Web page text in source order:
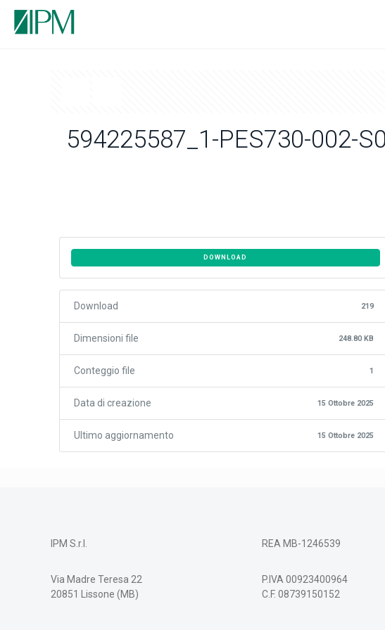
594225587_1-PES730-002-
DOWNLOAD
Download 219
Dimensioni file 248.80 KB
Conteggio file 1
Data di creazione 15 Ottobre 2025
Ultimo aggiornamento 15 Ottobre 2025
IPM S.r.l.
Via Madre Teresa 22
20851 Lissone (MB)
REA MB-1246539
P.IVA 00923400964
C.F. 08739150152